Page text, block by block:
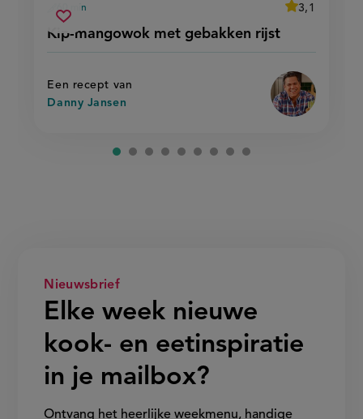
Kip-mangowok met gebakken rijst
voorbereidingstijd
60 min
average
3,1
Beoordeel
met
rijst'
Een recept van
Danny Jansen
Sla
recept
kip-
mangowok
met
rijst
Nieuwsbrief
Elke week nieuwe
kook- en eetinspiratie
in je mailbox?
Ontvang het heerlijke weekmenu, handige